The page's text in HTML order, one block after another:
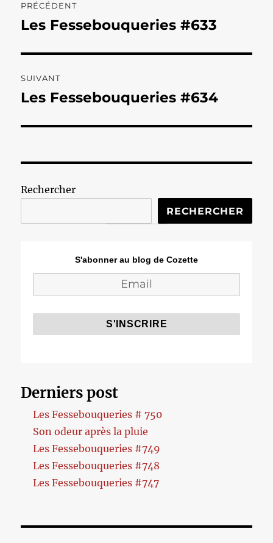
de
PRÉCÉDENT
Publication
Les Fessebouqueries #633
SUIVANT
Publication
Les Fessebouqueries #634
Rechercher
RECHERCHER
S'abonner au blog de Cozette
Derniers post
Les Fessebouqueries # 750
Son odeur après la pluie
Les Fessebouqueries #749
Les Fessebouqueries #748
Les Fessebouqueries #747